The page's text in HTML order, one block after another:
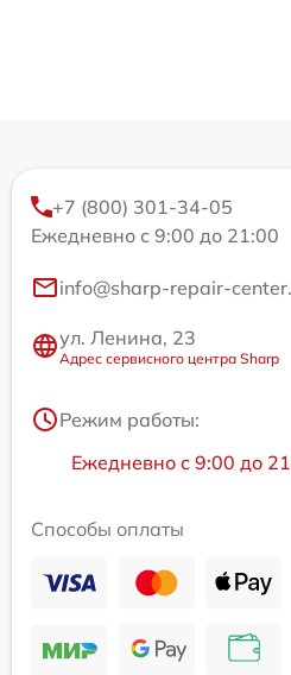
+7 (800) 301-34-05
Ежедневно с 9:00 до 21:00
info@sharp-repair-
ул. Ленина, 23
Адрес сервисного центра Sharp
Режим работы:
Ежедневно с 9:00 до
Способы оплаты